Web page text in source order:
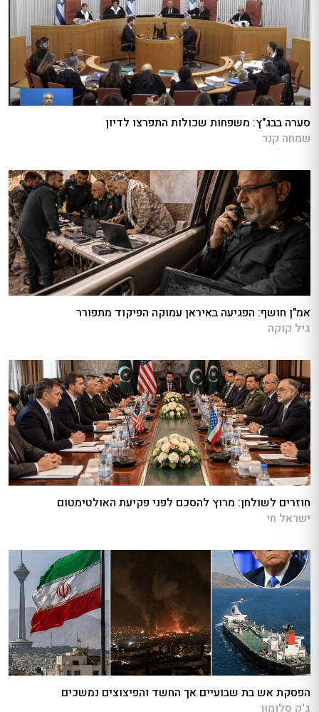
סערה בבג"ץ: משפחות שכולות התפרצו לדיון
שמחה קנר
אמ"ן חושף: הפגיעה באיראן עמוקה הפיקוד מתפורר
גיל קוקה
חוזרים לשולחן: מרוץ להסכם לפני פקיעת האולטימטום
ישראל חי
הפסקת אש בת שבועיים אך החשד והפיצוצים נמשכים
ג'ק סלומון